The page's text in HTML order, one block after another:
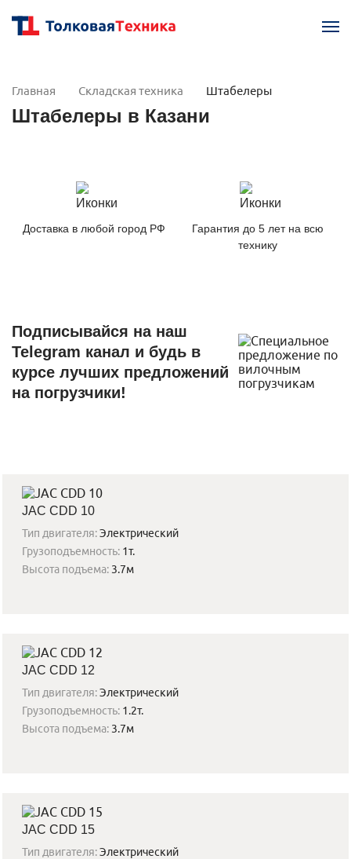
Главная Складская техника Штабелеры
Штабелеры в Казани
Доставка в любой город РФ
Гарантия до 5 лет на всю
технику
Подписывайся на наш
Telegram канал и будь в
курсе лучших предложений
на погрузчики!
JAC CDD 10
Тип двигателя:Электрический
Грузоподъемность: 1т.
Высота подъема: 3.7м
JAC CDD 12
Тип двигателя:Электрический
Грузоподъемность: 1.2т.
Высота подъема: 3.7м
JAC CDD 15
Тип двигателя:Электрический